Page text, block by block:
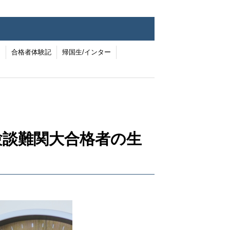
合格者体験記 帰国生/インター
難関大合格者の生